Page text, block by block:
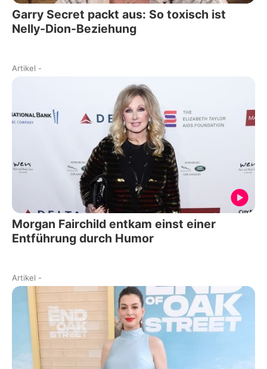
Garry Secret packt aus: So toxisch ist
Nelly-Dion-Beziehung
Artikel -
Morgan Fairchild entkam einst einer
Entführung durch Humor
Artikel -